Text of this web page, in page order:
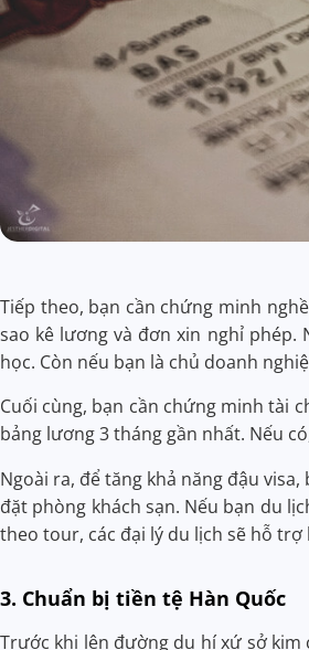
Tiếp theo, bạn cần chứng minh
sao kê lương và đơn xin nghỉ phép.
học. Còn nếu bạn là chủ doanh
Cuối cùng, bạn cần chứng minh tài
bảng lương 3 tháng gần nhất. Nếu
Ngoài ra, để tăng khả năng đậu
đặt phòng khách sạn. Nếu bạn du
theo tour, các đại lý du lịch sẽ hỗ trợ
3. Chuẩn bị tiền tệ Hàn Quốc
Trước khi lên đường du hí xứ sở kim